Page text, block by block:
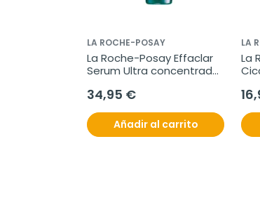
LA ROCHE-POSAY
La Roche-Posay Effaclar
Serum Ultra concentrado,
34,95 €
Añadir al carrito
LA
La